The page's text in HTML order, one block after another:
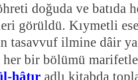
doğuda ve batıda
görüldü. Kıymetli
tasavvuf ilmine dâir
her bir bölümü
hâtıradlı kitabda